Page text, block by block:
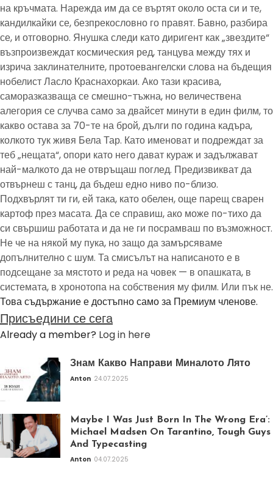
на кръчмата. Нарежда им да се въртят около оста си и те,
кандилкайки се, безпрекословно го правят. Бавно, разбира
се, и отговорно. Янушка следи като диригент как „звездите“
възпроизвеждат космическия ред, танцува между тях и
изрича заклинателните, протоевангелски слова на бъдещия
нобелист Ласло Краснахоркаи. Ако тази красива,
саморазказваща се смешно-тъжна, но величествена
алегория се случва само за двайсет минути в един филм, то
какво остава за 70-те на брой, дълги по година кадъра,
колкото тук живя Бела Тар. Като именоват и подреждат за
теб „нещата“, опори като него дават кураж и задължават
най-малкото да не отвръщаш поглед. Предизвикват да
отвърнеш с танц, да бъдеш едно ниво по-близо.
Подхвърлят ти ги, ей така, като обелен, още парещ сварен
картоф през масата. Да се справиш, ако може по-тихо да
си свършиш работата и да не ги посрамваш по възможност.
Не че на някой му пука, но защо да замърсяваме
допълнително с шум. Та смисълът на написаното е в
подсещане за мястото и реда на човек — в опашката, в
системата, в хронотопа на собствения му филм. Или пък не.
Това съдържание е достъпно само за Премиум членове.
Присъедини се сега
Already a member? Log in here
Знам Какво Направи Миналото Лято
Anton 24.07.2025
Maybe I Was Just Born In The Wrong Era’:
Michael Madsen On Tarantino, Tough Guys
And Typecasting
Anton 04.07.2025